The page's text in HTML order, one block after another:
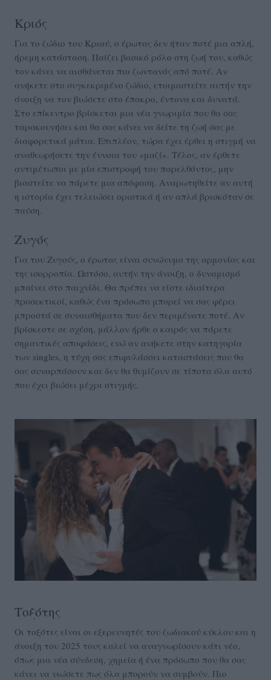
Κριός
Για το ζώδιο του Κριού, ο έρωτας δεν ήταν ποτέ μια απλή,
ήρεμη κατάσταση. Παίζει βασικό ρόλο στη ζωή του, καθώς
τον κάνει να αισθάνεται πιο ζωντανός από ποτέ. Αν
ανήκετε στο συγκεκριμένο ζώδιο, ετοιμαστείτε αυτήν την
άνοιξη να τον βιώσετε στο έπακρο, έντονα και δυνατά.
Στο επίκεντρο βρίσκεται μια νέα γνωριμία που θα σας
ταρακουνήσει και θα σας κάνει να δείτε τη ζωή σας με
διαφορετικά μάτια. Επιπλέον, τώρα έχει έρθει η στιγμή να
αναθεωρήσετε την έννοια του «μαζί». Τέλος, αν έρθετε
αντιμέτωποι με μία επιστροφή του παρελθόντος, μην
βιαστείτε να πάρετε μια απόφαση. Αναρωτηθείτε αν αυτή
η ιστορία έχει τελειώσει οριστικά ή αν απλά βρισκόταν σε
παύση.
Ζυγός
Για του Ζυγούς, ο έρωτας είναι συνώνυμο της αρμονίας και
της ισορροπία. Ωστόσο, αυτήν την άνοιξη, ο δυναμισμό
μπαίνει στο παιχνίδι. Θα πρέπει να είστε ιδιαίτερα
προσεκτικοί, καθώς ένα πρόσωπο μπορεί να σας φέρει
μπροστά σε συναισθήματα που δεν περιμένατε ποτέ. Αν
βρίσκεστε σε σχέση, μάλλον ήρθε ο καιρός να πάρετε
σημαντικές αποφάσεις, ενώ αν ανήκετε στην κατηγορία
των singles, η τύχη σας επιφυλάσσει καταστάσεις που θα
σας συναρπάσουν και δεν θα θυμίζουν σε τίποτα όλα αυτό
που έχει βιώσει μέχρι στιγμής.
Τοξότης
Οι τοξότες είναι οι εξερευνητές του ζωδιακού κύκλου και η
άνοιξη του 2025 τους καλεί να αναγνωρίσουν κάτι νέο,
όπως μια νέα σύνδεση, χημεία ή ένα πρόσωπο που θα σας
κάνει να νιώσετε πως όλα μπορούν να συμβούν. Πιο